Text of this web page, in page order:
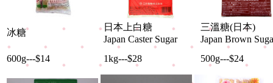
冰糖
日本上白糖
Japan Caster Sugar
三溫糖(日本)
Japan Brown
600g---$14
1kg---$28 500g---$24